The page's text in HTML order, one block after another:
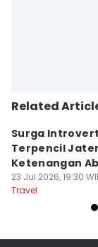
Related
Surga
Terpencil
Ketenangan
Untuk
23 Jul 2026, 19:30
Travel